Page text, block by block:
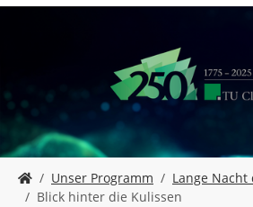
a
i
Unser Programm
Lange
Blick hinter die Kulissen